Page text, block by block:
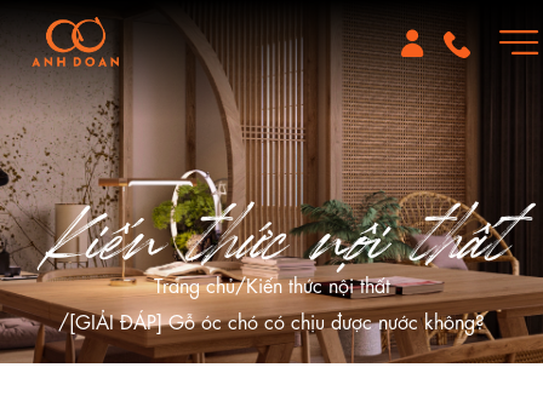
Kiến thức nội thất
Trang chủ Kiến thức nội thất
[GIẢI ĐÁP] Gỗ óc chó có chịu được nước không?